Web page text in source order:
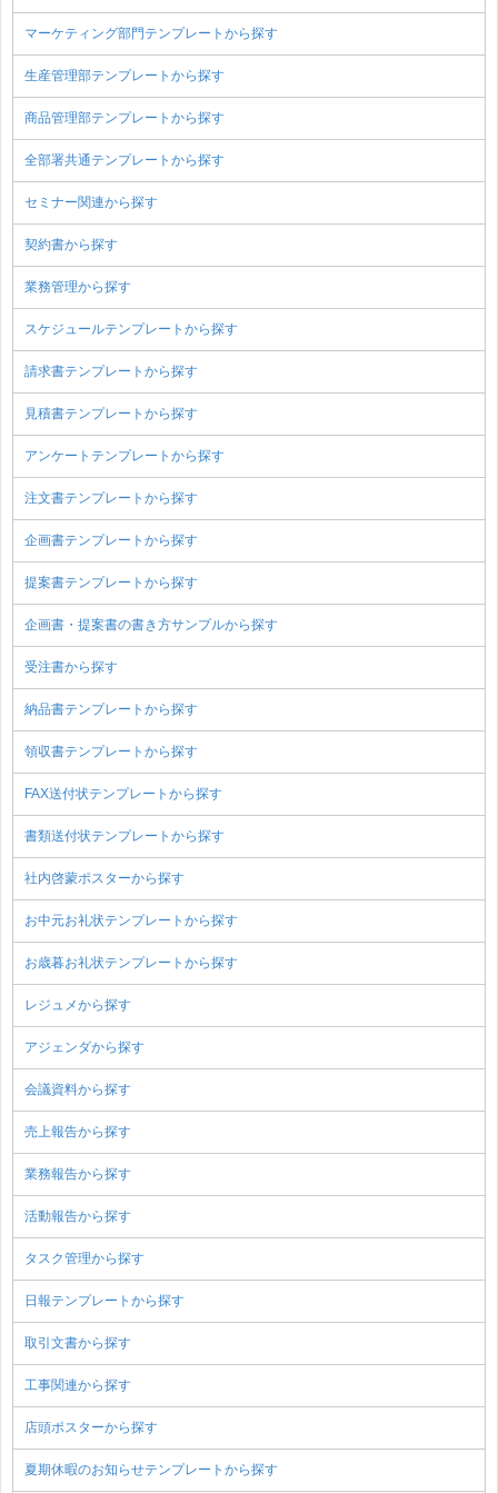
マーケティング部門テンプレートから探す
生産管理部テンプレートから探す
商品管理部テンプレートから探す
全部署共通テンプレートから探す
セミナー関連から探す
契約書から探す
業務管理から探す
スケジュールテンプレートから探す
請求書テンプレートから探す
見積書テンプレートから探す
アンケートテンプレートから探す
注文書テンプレートから探す
企画書テンプレートから探す
提案書テンプレートから探す
企画書・提案書の書き方サンプルから探す
受注書から探す
納品書テンプレートから探す
領収書テンプレートから探す
FAX送付状テンプレートから探す
書類送付状テンプレートから探す
社内啓蒙ポスターから探す
お中元お礼状テンプレートから探す
お歳暮お礼状テンプレートから探す
レジュメから探す
アジェンダから探す
会議資料から探す
売上報告から探す
業務報告から探す
活動報告から探す
タスク管理から探す
日報テンプレートから探す
取引文書から探す
工事関連から探す
店頭ポスターから探す
夏期休暇のお知らせテンプレートから探す